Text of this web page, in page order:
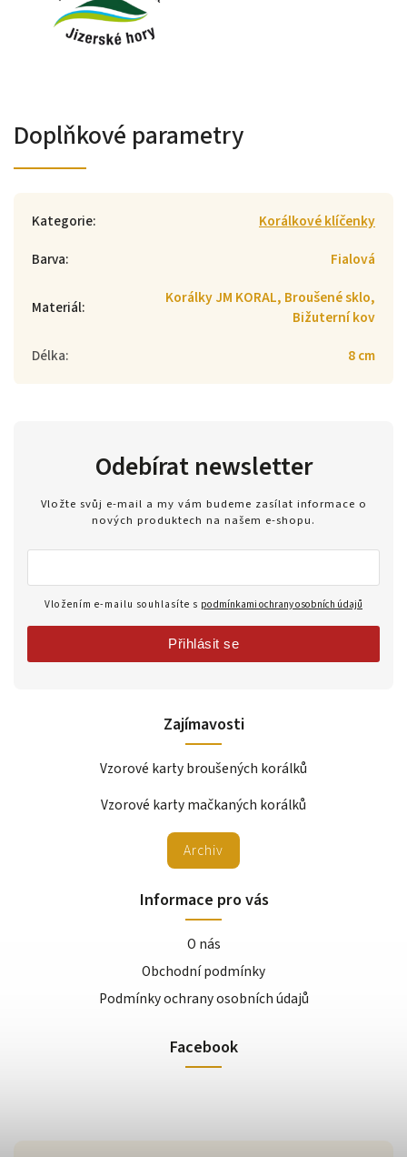
Doplňkové parametry
Kategorie:
Korálkové klíčenky
Barva: Fialová
Materiál:
Korálky JM KORAL, Broušené sklo,
Bižuterní kov
Délka: 8 cm
Zajímavosti
Vzorové karty broušených korálků
Vzorové karty mačkaných korálků
Archiv
Odebírat newsletter
Vložte svůj e-mail a my vám budeme zasílat informace o
nových produktech na našem e-shopu.
Vložením e-mailu souhlasíte s podmínkami ochrany osobních údajů
Přihlásit se
Informace pro vás
O nás
Obchodní podmínky
Podmínky ochrany osobních údajů
Facebook